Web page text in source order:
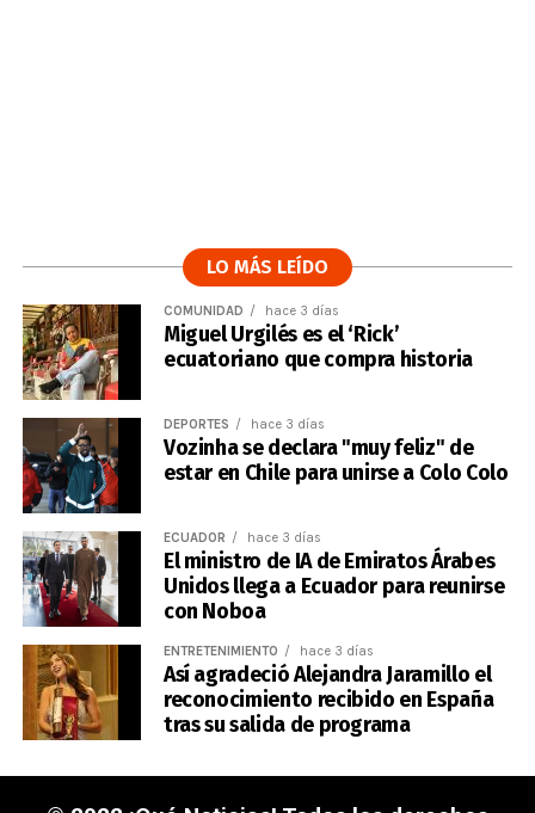
LO MÁS LEÍDO
COMUNIDAD hace 3 días
Miguel Urgilés es el ‘Rick’
ecuatoriano que compra historia
DEPORTES hace 3 días
Vozinha se declara "muy feliz" de
estar en Chile para unirse a Colo Colo
ECUADOR hace 3 días
El ministro de IA de Emiratos Árabes
Unidos llega a Ecuador para reunirse
con Noboa
ENTRETENIMIENTO hace 3 días
Así agradeció Alejandra Jaramillo el
reconocimiento recibido en España
tras su salida de programa